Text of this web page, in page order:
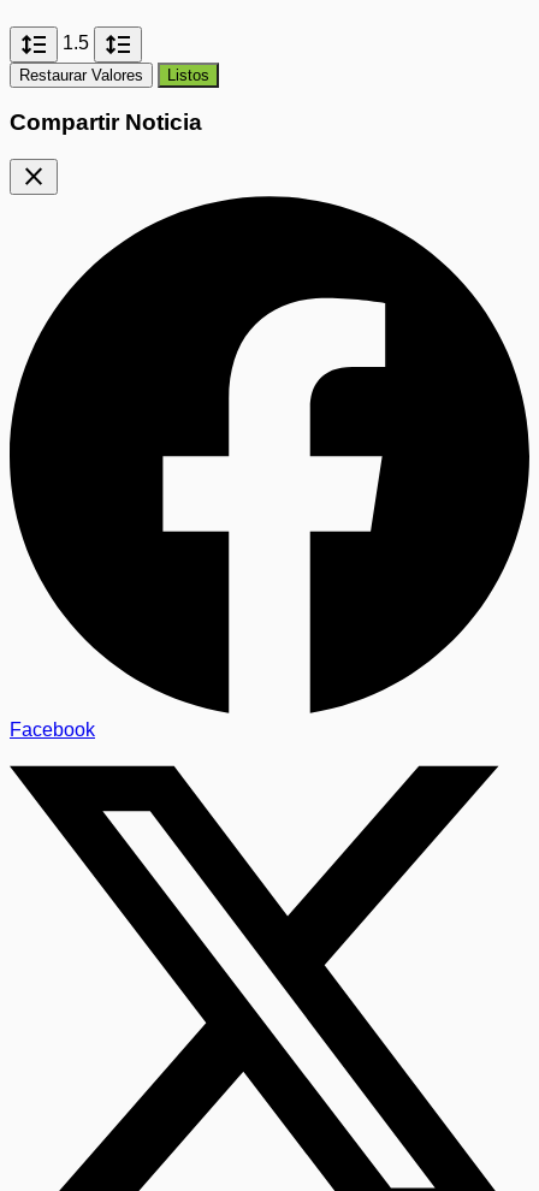
format_line_spacing 1.5 format_line_spacing
Restaurar Valores Listos
Compartir Noticia
close
Facebook